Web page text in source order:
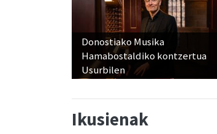
Donostiako Musika
Hamabostaldiko kontzertua
Usurbilen
Ikusienak